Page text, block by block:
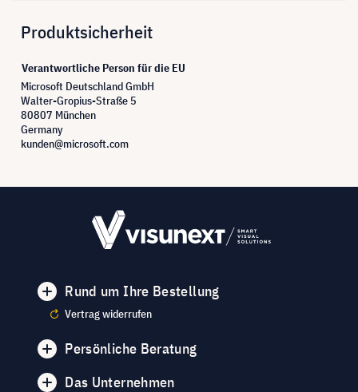
Produktsicherheit
Verantwortliche Person für die EU
Microsoft Deutschland GmbH
Walter-Gropius-Straße 5
80807 München
Germany
kunden@microsoft.com
Rund um Ihre Bestellung
Vertrag widerrufen
Persönliche Beratung
Das Unternehmen